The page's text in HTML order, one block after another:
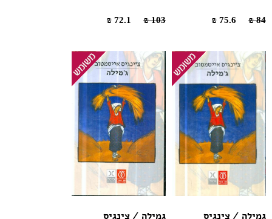
84 ₪
103 ₪
גמילה / צינגיס גמילה / צינגיס